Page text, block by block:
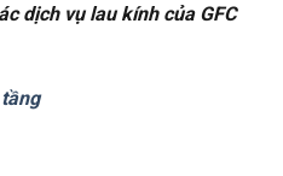
dịch vụ lau kính của GFC